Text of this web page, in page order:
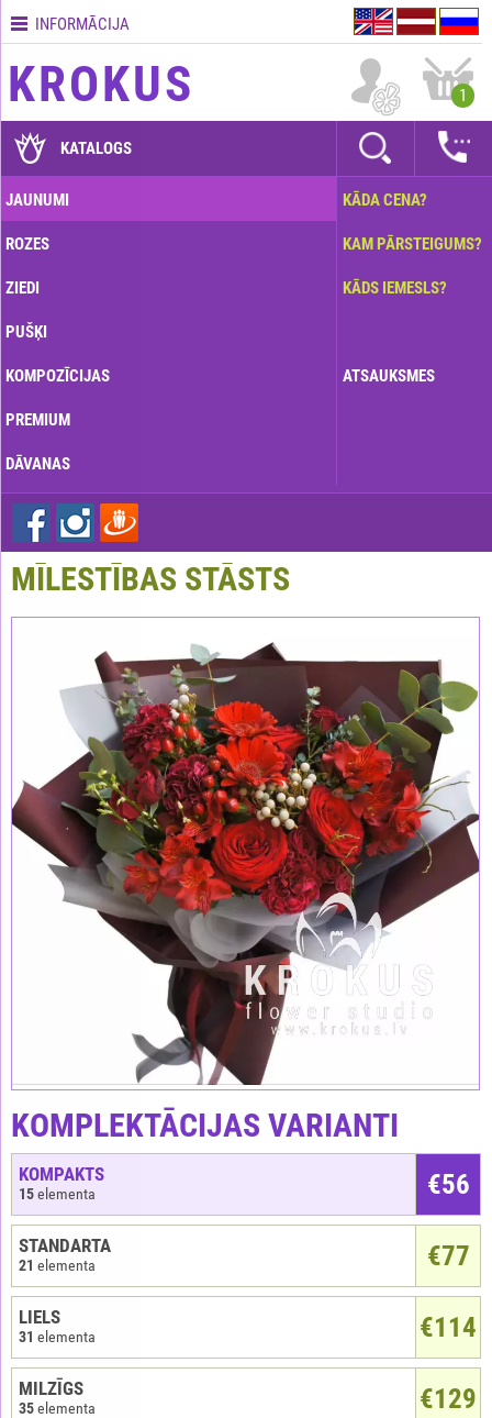
Kontakti
Piegādes
GARANTIJAS
Kā
apmaksāt?
Kā
pasūtījumu?
INFORMĀCIJA
KROKUS 1
KATALOGS
JAUNUMI
ROZES
ZIEDI
PUŠĶI
KOMPOZĪCIJAS
PREMIUM
DĀVANAS
KĀDA CENA?
KAM PĀRSTEIGUMS?
KĀDS IEMESLS?
ATSAUKSMES
MĪLESTĪBAS STĀSTS
KOMPLEKTĀCIJAS VARIANTI
€56
KOMPAKTS
15elementa
€77
STANDARTA
21 elementa
€114
LIELS
31 elementa
€129
MILZĪGS
35elementa